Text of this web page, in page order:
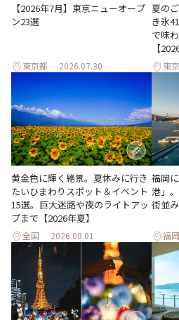
【2026年7月】東京ニューオープ
ン23選
東京都 2026.07.30
夏の
き氷
で味
【
東
黄金色に輝く絶景。夏休みに行き
たいひまわりスポット＆イベント
15選。巨大迷路や夜のライトアッ
プまで【2026年夏】
全国 2026.08.01
福岡
港」
街並
福